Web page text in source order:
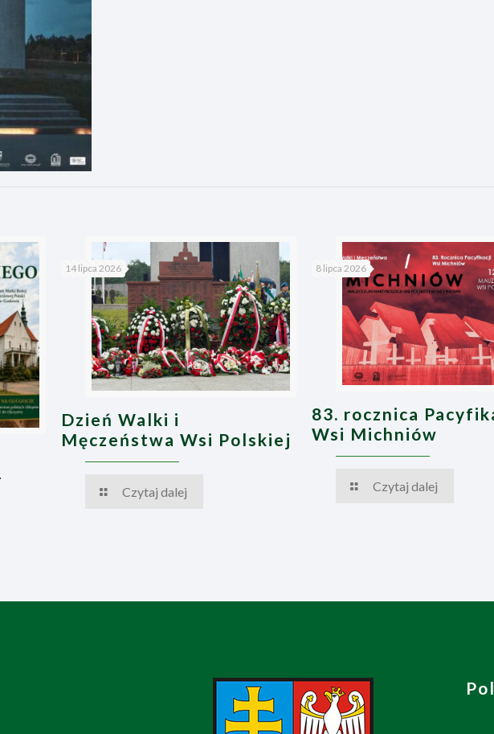
14 lipca 2026
Dzień Walki i
Męczeństwa Wsi Polskiej
Czytaj dalej
8 lipca 2026
83. rocznica
Wsi Michniów
Czytaj dalej